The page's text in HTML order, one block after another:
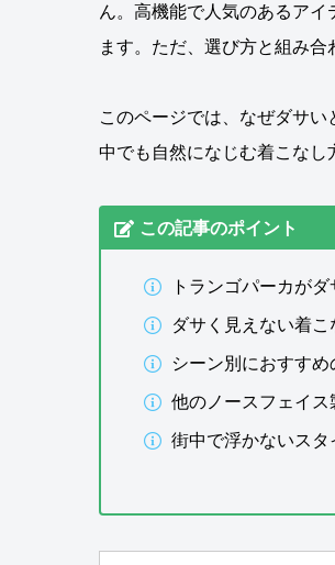
ん。高機能で人気のあるア
ます。ただ、選び方と組み
このページでは、なぜダサ
中でも自然になじむ着こなし
この記事のポイント
トランゴパーカが
ダサく見えない着
シーン別におすす
他のノースフェイ
街中で浮かないス